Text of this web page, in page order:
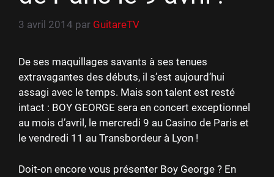
3 avril 2014 par GuitareTV
De ses maquillages savants à ses tenues
extravagantes des débuts, il s’est aujourd’hui
assagi avec le temps. Mais son talent est resté
intact : BOY GEORGE sera en concert exceptionnel
au mois d’avril, le mercredi 9 au Casino de Paris et
le vendredi 11 au Transbordeur à Lyon !
Doit-on encore vous présenter Boy George ? En